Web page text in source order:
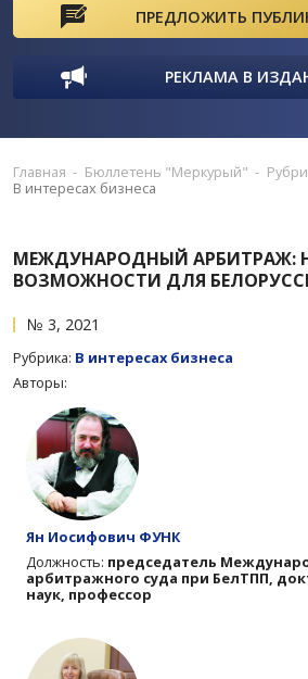
Главная
В интересах бизнеса
МЕЖДУНАРОДНЫЙ
ВОЗМОЖНОСТИ ДЛЯ
№ 3, 2021
Рубрика:В интересах бизнеса
Авторы: